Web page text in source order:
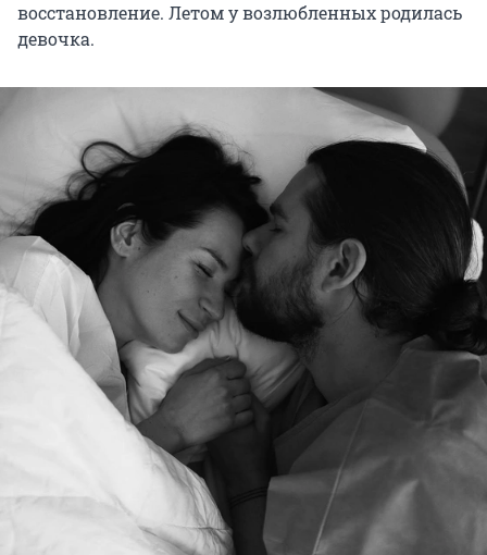
восстановление. Летом у возлюбленных родилась
девочка.